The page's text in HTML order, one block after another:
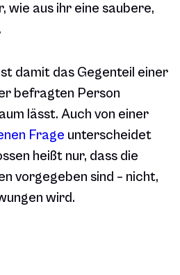
wie aus ihr eine saubere,
damit das Gegenteil einer
befragten Person
lässt. Auch von einer
Frage unterscheidet
heißt nur, dass die
vorgegeben sind – nicht,
wird.